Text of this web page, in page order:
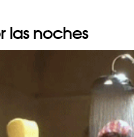
las noches